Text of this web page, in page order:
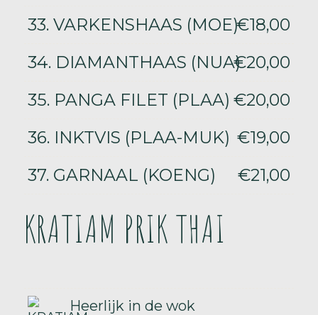
33. VARKENSHAAS (MOE)€18,00
34. DIAMANTHAAS (NUA)€20,00
35. PANGA FILET (PLAA) €20,00
36. INKTVIS (PLAA-MUK) €19,00
37. GARNAAL (KOENG)
€21,00
KRATIAM PRIK THAI
Heerlijk in de wok